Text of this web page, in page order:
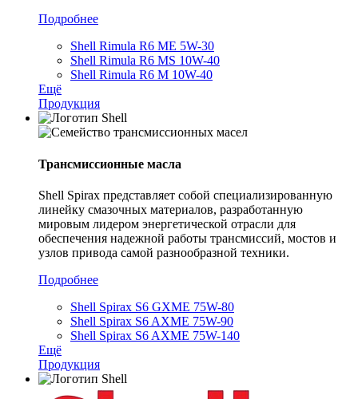
Подробнее
Shell Rimula R6 ME 5W-30
Shell Rimula R6 MS 10W-40
Shell Rimula R6 M 10W-40
Ещё
Продукция
Трансмиссионные масла
Shell Spirax представляет собой специализированную
линейку смазочных материалов, разработанную
мировым лидером энергетической отрасли для
обеспечения надежной работы трансмиссий, мостов и
узлов привода самой разнообразной техники.
Подробнее
Shell Spirax S6 GXME 75W-80
Shell Spirax S6 AXME 75W-90
Shell Spirax S6 AXME 75W-140
Ещё
Продукция